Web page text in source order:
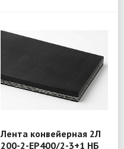
Лента конвейерная 2Л
200-2-EP400/2-3+1 НБ